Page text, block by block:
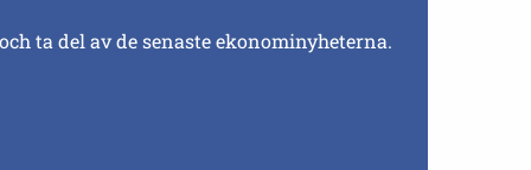
ta del av de senaste ekonominyheterna.